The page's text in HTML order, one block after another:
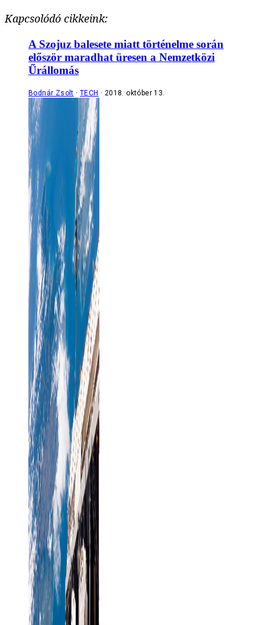
Kapcsolódó cikkeink:
A Szojuz balesete miatt történelme során
először maradhat üresen a Nemzetközi
Űrállomás
Bodnár Zsolt TECH 2018. október 13.